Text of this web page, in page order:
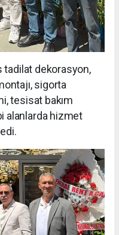
tadilat dekorasyon,
sigorta
tesisat bakım
alanlarda hizmet